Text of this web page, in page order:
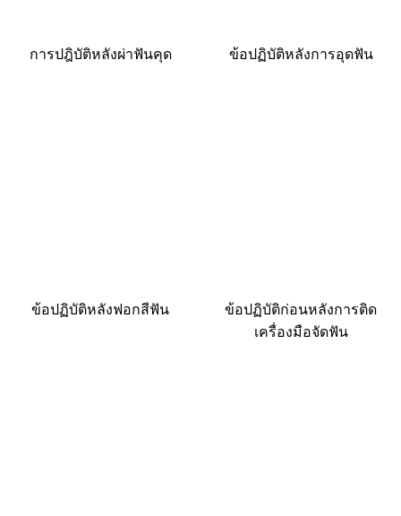
การปฎิบัติหลังผ่าฟันคุด ข้อปฏิบัติหลังการอุดฟัน
ข้อปฏิบัติหลังฟอกสีฟัน
ข้อปฏิบัติก่อนหลังการติด
เครื่องมือจัดฟัน